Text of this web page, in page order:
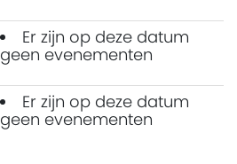
Er zijn op deze datum
geen evenementen
Er zijn op deze datum
geen evenementen